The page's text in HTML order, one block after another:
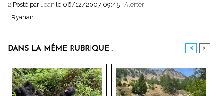
2. Posté par Jean le 06/12/2007 09:45 | Alerter
Ryanair
DANS LA MÊME RUBRIQUE : < >